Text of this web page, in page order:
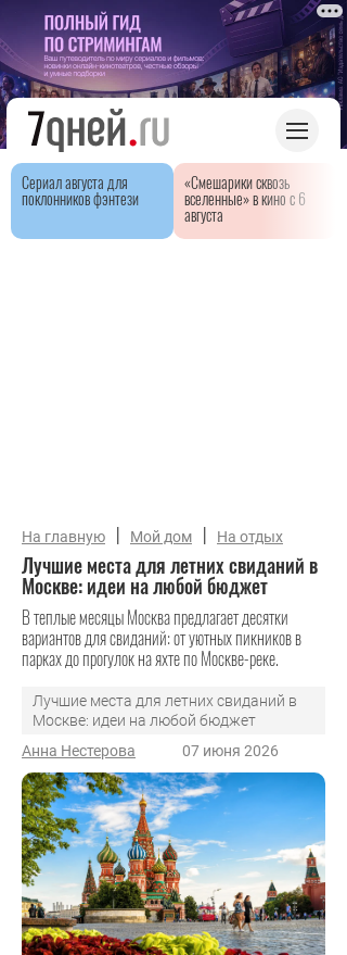
Сериал августа для
поклонников фэнтези
«Смешарики сквозь
вселенные» в кино с 6
августа
На главную | Мой дом | На отдых
Лучшие места для летних свиданий в
Москве: идеи на любой бюджет
В теплые месяцы Москва предлагает десятки
вариантов для свиданий: от уютных пикников в
парках до прогулок на яхте по Москве-реке.
Лучшие места для летних свиданий в
Москве: идеи на любой бюджет
Анна Нестерова
07 июня 2026